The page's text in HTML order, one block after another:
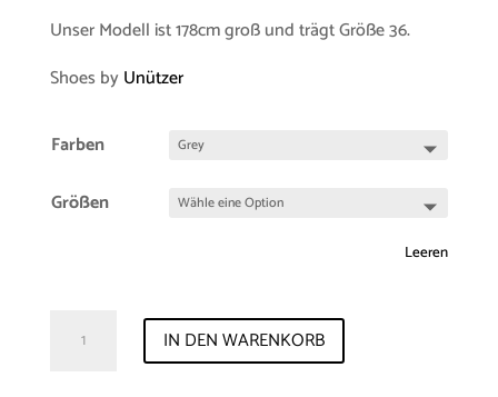
Unser Modell ist 178cm groß und trägt Größe 36.
Shoes byUnützer
Farben
Größen
Leeren
"Alma"
IN DEN WARENKORB